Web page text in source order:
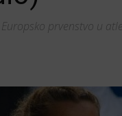
prvenstvo u